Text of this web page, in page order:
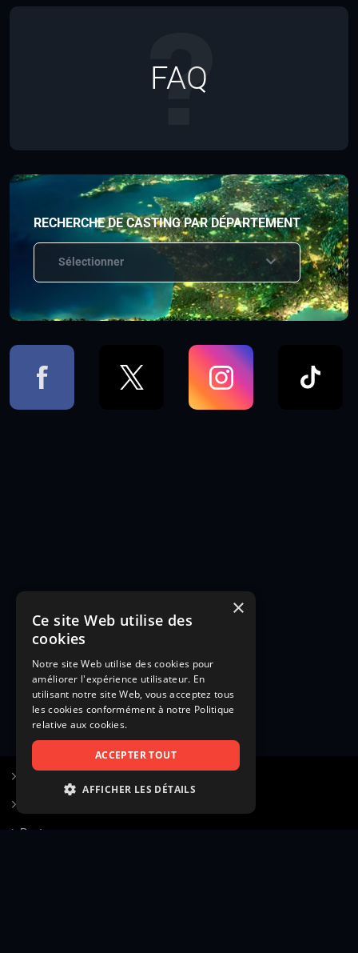
FAQ
RECHERCHE DE CASTING PAR DÉPARTEMENT
Sélectionner
Poster une annonce
×
Ce site Web utilise des
cookies
Notre site Web utilise des cookies pour
améliorer l'expérience utilisateur. En
utilisant notre site Web, vous acceptez tous
les cookies conformément à notre Politique
relative aux cookies.
ACCEPTER TOUT
AFFICHER LES DÉTAILS